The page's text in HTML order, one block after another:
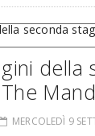
della
MERCOLEDÌ 9